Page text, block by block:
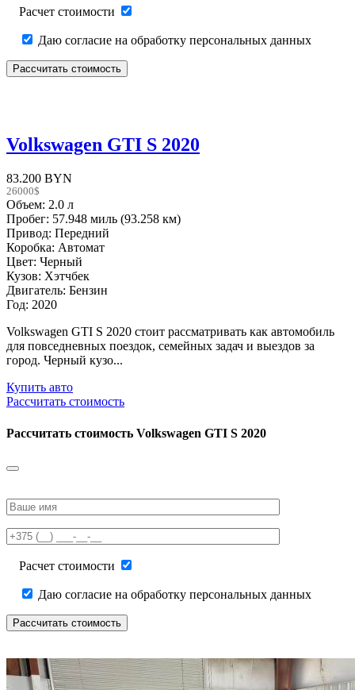
Расчет стоимости
Даю согласие на обработку персональных данных
Volkswagen GTI S 2020
83.200 BYN
26000$
Объем: 2.0 л
Пробег: 57.948 миль (93.258 км)
Привод: Передний
Коробка: Автомат
Цвет: Черный
Кузов: Хэтчбек
Двигатель: Бензин
Год: 2020
Volkswagen GTI S 2020 стоит рассматривать как автомобиль
для повседневных поездок, семейных задач и выездов за
город. Черный кузо...
Купить авто
Рассчитать стоимость
Рассчитать стоимость Volkswagen GTI S 2020
leave
field
empty.
Расчет стоимости
Даю согласие на обработку персональных данных